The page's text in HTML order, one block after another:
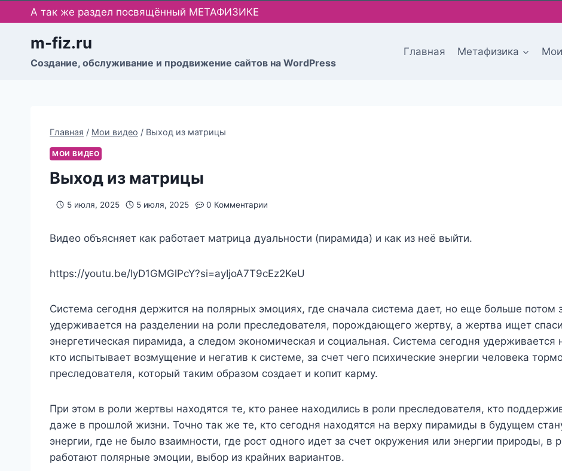
Перейти
к
содержимому
А так же раздел посвящённый МЕТАФИЗИКЕ
m-fiz.ru
Cоздание, обслуживание и продвижение сайтов на WordPress
Главная Метафизика
Главная / Мои видео / Выход из матрицы
МОИ ВИДЕО
Выход из матрицы
5 июля, 2025 5 июля, 2025 0 Комментарии
Видео объясняет как работает матрица дуальности (пирамида) и как из неё выйти.
https://youtu.be/IyD1GMGlPcY?si=ayIjoA7T9cEz2KeU
Система сегодня держится на полярных эмоциях, где сначала система дает, но еще больше потом
удерживается на разделении на роли преследователя, порождающего жертву, а жертва ищет
энергетическая пирамида, а следом экономическая и социальная. Система сегодня
кто испытывает возмущение и негатив к системе, за счет чего психические энергии человека
преследователя, который таким образом создает и копит карму.
При этом в роли жертвы находятся те, кто ранее находились в роли преследователя, кто
даже в прошлой жизни. Точно так же те, кто сегодня находятся на верху пирамиды в будущем
энергии, где не было взаимности, где рост одного идет за счет окружения или энергии природы, в
работают полярные эмоции, выбор из крайних вариантов.